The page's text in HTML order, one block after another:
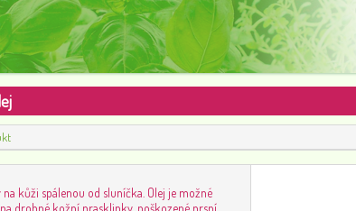
na kůži spálenou od sluníčka. Olej je možné
drobné kožní prasklinky, poškozené prsní